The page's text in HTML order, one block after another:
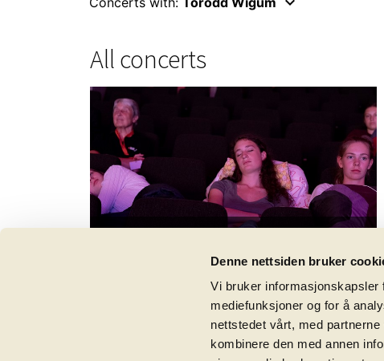
Denne nettsiden bruker
Vi bruker informasjonskapsler
mediefunksjoner og for å
nettstedet vårt, med
kombinere den med annen
All concerts
Recording from 16. June 2018
play_circle_filled